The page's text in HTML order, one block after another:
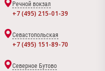
Речной вокзал
+7 (495) 215-01-39
Севастопольская
+7 (495) 151-89-70
Северное Бутово